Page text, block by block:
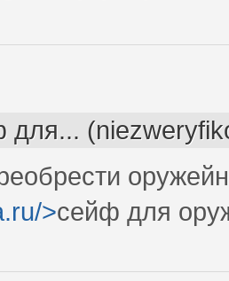
для...
>сейф для